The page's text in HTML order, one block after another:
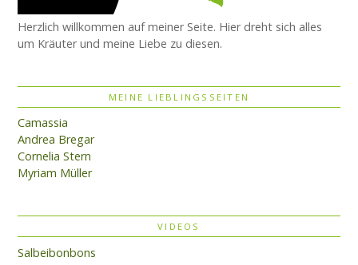
Herzlich willkommen auf meiner Seite. Hier dreht sich alles
um Kräuter und meine Liebe zu diesen.
MEINE LIEBLINGSSEITEN
Camassia
Andrea Bregar
Cornelia Stern
Myriam Müller
VIDEOS
Salbeibonbons